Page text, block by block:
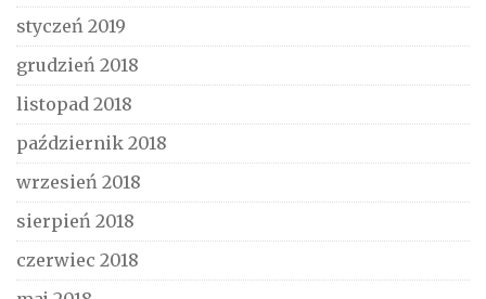
styczeń 2019
grudzień 2018
listopad 2018
październik 2018
wrzesień 2018
sierpień 2018
czerwiec 2018